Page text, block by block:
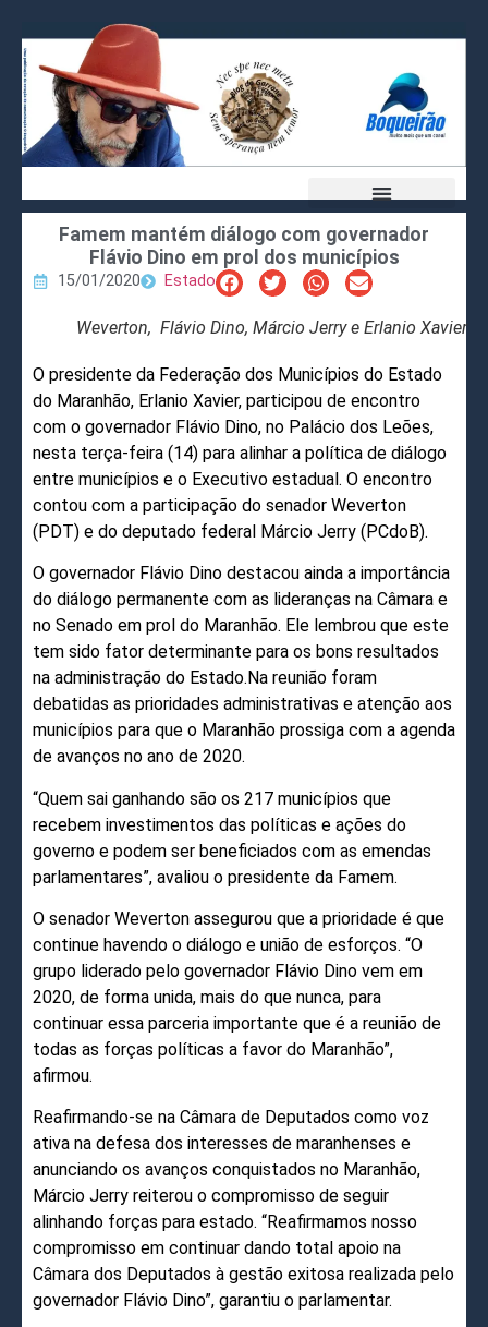
Famem mantém diálogo com governador
Flávio Dino em prol dos municípios
15/01/2020 Estado
Weverton, Flávio Dino, Márcio Jerry e Erlanio Xavier
O presidente da Federação dos Municípios do Estado
do Maranhão, Erlanio Xavier, participou de encontro
com o governador Flávio Dino, no Palácio dos Leões,
nesta terça-feira (14) para alinhar a política de diálogo
entre municípios e o Executivo estadual. O encontro
contou com a participação do senador Weverton
(PDT) e do deputado federal Márcio Jerry (PCdoB).
O governador Flávio Dino destacou ainda a importância
do diálogo permanente com as lideranças na Câmara e
no Senado em prol do Maranhão. Ele lembrou que este
tem sido fator determinante para os bons resultados
na administração do Estado.Na reunião foram
debatidas as prioridades administrativas e atenção aos
municípios para que o Maranhão prossiga com a agenda
de avanços no ano de 2020.
“Quem sai ganhando são os 217 municípios que
recebem investimentos das políticas e ações do
governo e podem ser beneficiados com as emendas
parlamentares”, avaliou o presidente da Famem.
O senador Weverton assegurou que a prioridade é que
continue havendo o diálogo e união de esforços. “O
grupo liderado pelo governador Flávio Dino vem em
2020, de forma unida, mais do que nunca, para
continuar essa parceria importante que é a reunião de
todas as forças políticas a favor do Maranhão”,
afirmou.
Reafirmando-se na Câmara de Deputados como voz
ativa na defesa dos interesses de maranhenses e
anunciando os avanços conquistados no Maranhão,
Márcio Jerry reiterou o compromisso de seguir
alinhando forças para estado. “Reafirmamos nosso
compromisso em continuar dando total apoio na
Câmara dos Deputados à gestão exitosa realizada pelo
governador Flávio Dino”, garantiu o parlamentar.